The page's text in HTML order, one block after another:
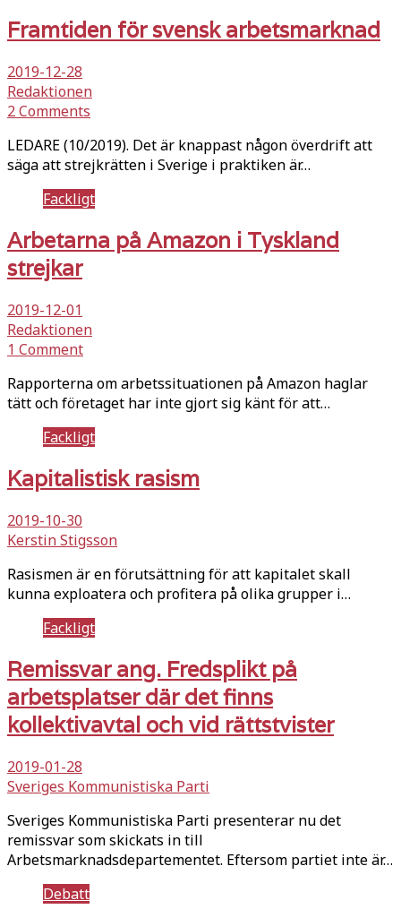
Framtiden för svensk arbetsmarknad
2019-12-28
Redaktionen
2 Comments
LEDARE (10/2019). Det är knappast någon överdrift att
säga att strejkrätten i Sverige i praktiken är…
Fackligt
Arbetarna på Amazon i Tyskland
strejkar
2019-12-01
Redaktionen
1 Comment
Rapporterna om arbetssituationen på Amazon haglar
tätt och företaget har inte gjort sig känt för att…
Fackligt
Kapitalistisk rasism
2019-10-30
Kerstin Stigsson
Rasismen är en förutsättning för att kapitalet skall
kunna exploatera och profitera på olika grupper i…
Fackligt
Remissvar ang. Fredsplikt på
arbetsplatser där det finns
kollektivavtal och vid rättstvister
2019-01-28
Sveriges Kommunistiska Parti
Sveriges Kommunistiska Parti presenterar nu det
remissvar som skickats in till
Arbetsmarknadsdepartementet. Eftersom partiet inte är…
Debatt